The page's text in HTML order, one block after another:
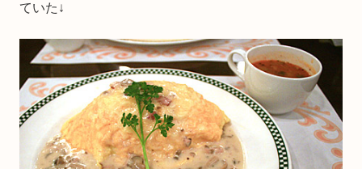
ていた↓